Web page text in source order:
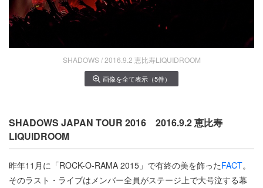
SHADOWS / 2016.9.2 恵比寿LIQUIDROOM
画像を全て表示（5件）
SHADOWS JAPAN TOUR 2016 2016.9.2 恵比寿
LIQUIDROOM
昨年11月に「ROCK-O-RAMA 2015」で有終の美を飾ったFACT。
そのラスト・ライブはメンバー全員がステージ上で大号泣する幕